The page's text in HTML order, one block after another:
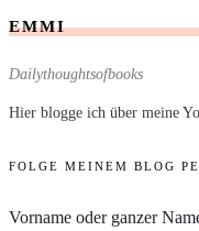
EMMI
Dailythoughtsofbooks
Hier blogge ich über meine
FOLGE MEINEM BLOG
Vorname oder ganzer